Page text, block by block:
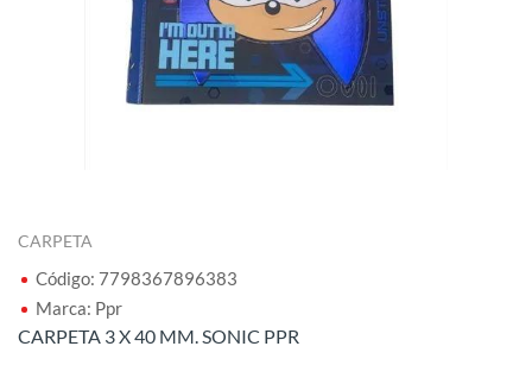
CARPETA
Código: 7798367896383
Marca: Ppr
CARPETA 3 X 40 MM. SONIC PPR